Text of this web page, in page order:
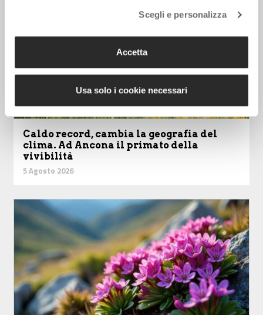
Scegli e personalizza
Accetta
Usa solo i cookie necessari
Caldo record, cambia la geografia del
clima. Ad Ancona il primato della
vivibilità
5 Agosto 2026